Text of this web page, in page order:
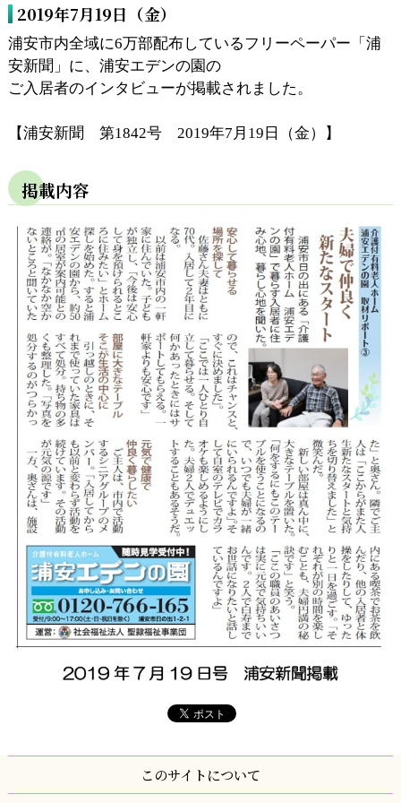
2019年7月19日（金）
浦安市内全域に6万部配布しているフリーペーパー「浦
安新聞」に、浦安エデンの園の
ご入居者のインタビューが掲載されました。
【浦安新聞 第1842号 2019年7月19日（金）】
掲載内容
このサイトについて